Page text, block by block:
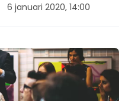
6 januari 2020, 14:00